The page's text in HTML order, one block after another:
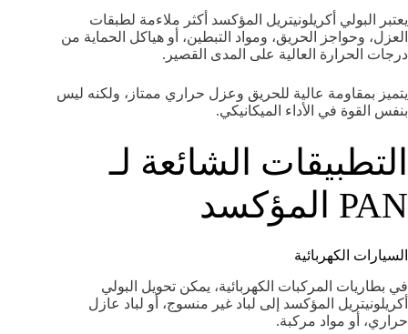
يعتبر البولي أكريلونيتريل المؤكسد أكثر ملاءمة لطبقات
العزل، وحواجز الحريق، ومواد التبطين، أو هياكل الحماية من
درجات الحرارة العالية على المدى القصير.
يتميز بمقاومة عالية للحريق وعزل حراري ممتاز، ولكنه ليس
بنفس القوة في الأداء الميكانيكي.
التطبيقات الشائعة لـ
PAN المؤكسد
السيارات الكهربائية
في بطاريات المركبات الكهربائية، يمكن تحويل البولي
أكريلونيتريل المؤكسد إلى لباد غير منسوج، أو لباد عازل
حراري، أو مواد مركبة.